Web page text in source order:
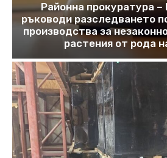
Районна прокуратура –
ръководи разследването
производства за
растения от рода